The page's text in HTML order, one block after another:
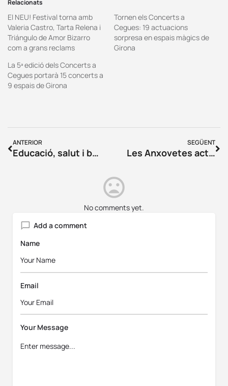
Relacionats
El NEU! Festival torna amb
Valeria Castro, Tarta Relena i
Triángulo de Amor Bizarro
com a grans reclams
Tornen els Concerts a
Cegues: 19 actuacions
sorpresa en espais màgics de
Girona
La 5ª edició dels Concerts a
Cegues portarà 15 concerts a
9 espais de Girona
ANTERIOR
Educació, salut i benestar íntim per a la dona. Coneixem la història de Dàlia
SEGÜENT
Les Anxovetes actuaran davant El Corte Inglés Girona amb un concert gratuït
No comments yet.
Add a comment
Name
Email
Your Message